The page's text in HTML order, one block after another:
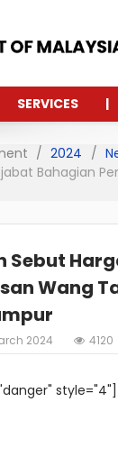
SERVICES
2024
Bahagian
Sebut
Wang
2024 4120